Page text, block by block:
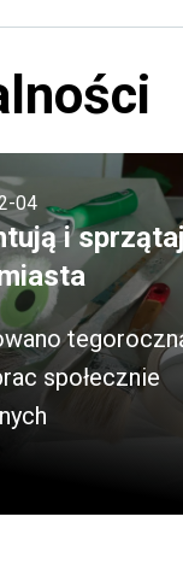
04
i
społecznie